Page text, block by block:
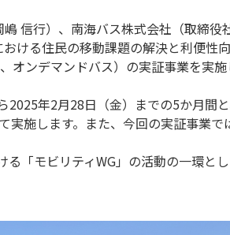
信行）、南海バス株式会社（取締役
ける住民の移動課題の解決と利便性
ンデマンドバス）の実証事業を実施
年2月28日（金）までの5か月間
施します。また、今回の実証事業
る「モビリティWG」の活動の一環と